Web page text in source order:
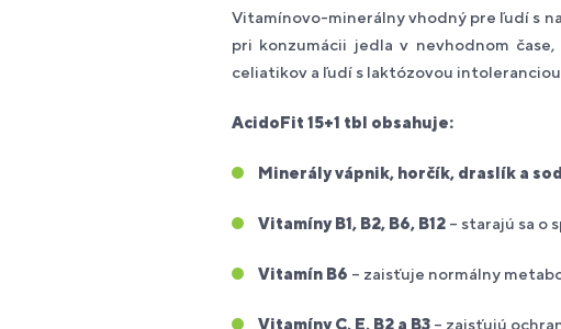
Vitamínovo-minerálny vhodný pre ľudí s
pri konzumácii jedla v nevhodnom
celiatikov a ľudí s laktózovou
AcidoFit 15+1 tbl obsahuje:
Minerály vápnik, horčík, draslík a
Vitamíny B1, B2, B6, B12 – starajú sa o
Vitamín B6 – zaisťuje normálny
Vitamíny C, E, B2 a B3 – zaisťujú